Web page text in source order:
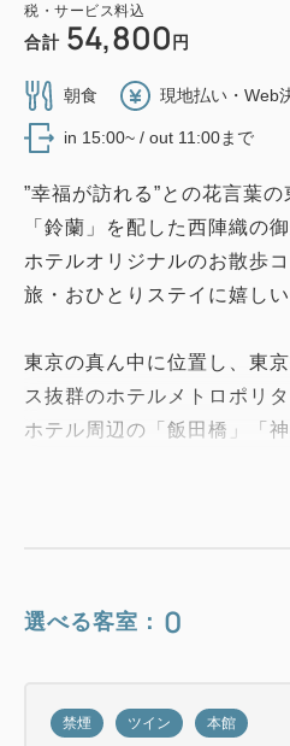
税・サービス料込
合計 54,800 円
朝食 現地払い・Web
in 15:00~ / out 11:00まで
”幸福が訪れる”との花言葉
「鈴蘭」を配した西陣織の
ホテルオリジナルのお散歩
旅・おひとりステイに嬉し
東京の真ん中に位置し、東
ス抜群のホテルメトロポリ
ホテル周辺の「飯田橋」「
特典
・館内利用券1,000円（1名
選べる客室： 0
禁煙 ツイン 本館